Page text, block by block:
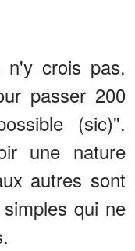
n'y crois pas.
passer 200
(sic)".
une nature
autres sont
qui ne